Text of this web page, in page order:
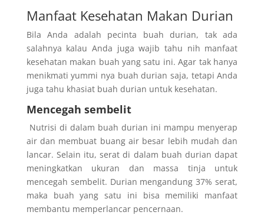
Manfaat Kesehatan Makan Durian
Bila Anda adalah pecinta buah durian, tak ada
salahnya kalau Anda juga wajib tahu nih manfaat
kesehatan makan buah yang satu ini. Agar tak hanya
menikmati yummi nya buah durian saja, tetapi Anda
juga tahu khasiat buah durian untuk kesehatan.
Mencegah sembelit
Nutrisi di dalam buah durian ini mampu menyerap
air dan membuat buang air besar lebih mudah dan
lancar. Selain itu, serat di dalam buah durian dapat
meningkatkan ukuran dan massa tinja untuk
mencegah sembelit. Durian mengandung 37% serat,
maka buah yang satu ini bisa memiliki manfaat
membantu memperlancar pencernaan.